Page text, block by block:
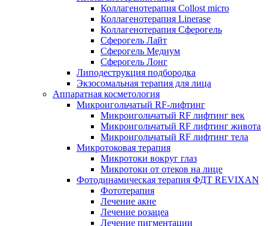
Коллагенотерапия Collost micro
Коллагенотерапия Linerase
Коллагенотерапия Сферогель
Сферогель Лайт
Сферогель Медиум
Сферогель Лонг
Липодеструкция подбородка
Экзосомальная терапия для лица
Аппаратная косметология
Микроигольчатый RF-лифтинг
Микроигольчатый RF лифтинг век
Микроигольчатый RF лифтинг живота
Микроигольчатый RF лифтинг тела
Микротоковая терапия
Микротоки вокруг глаз
Микротоки от отеков на лице
Фотодинамическая терапия ФДТ REVIXAN
Фототерапия
Лечение акне
Лечение розацеа
Лечение пигментации